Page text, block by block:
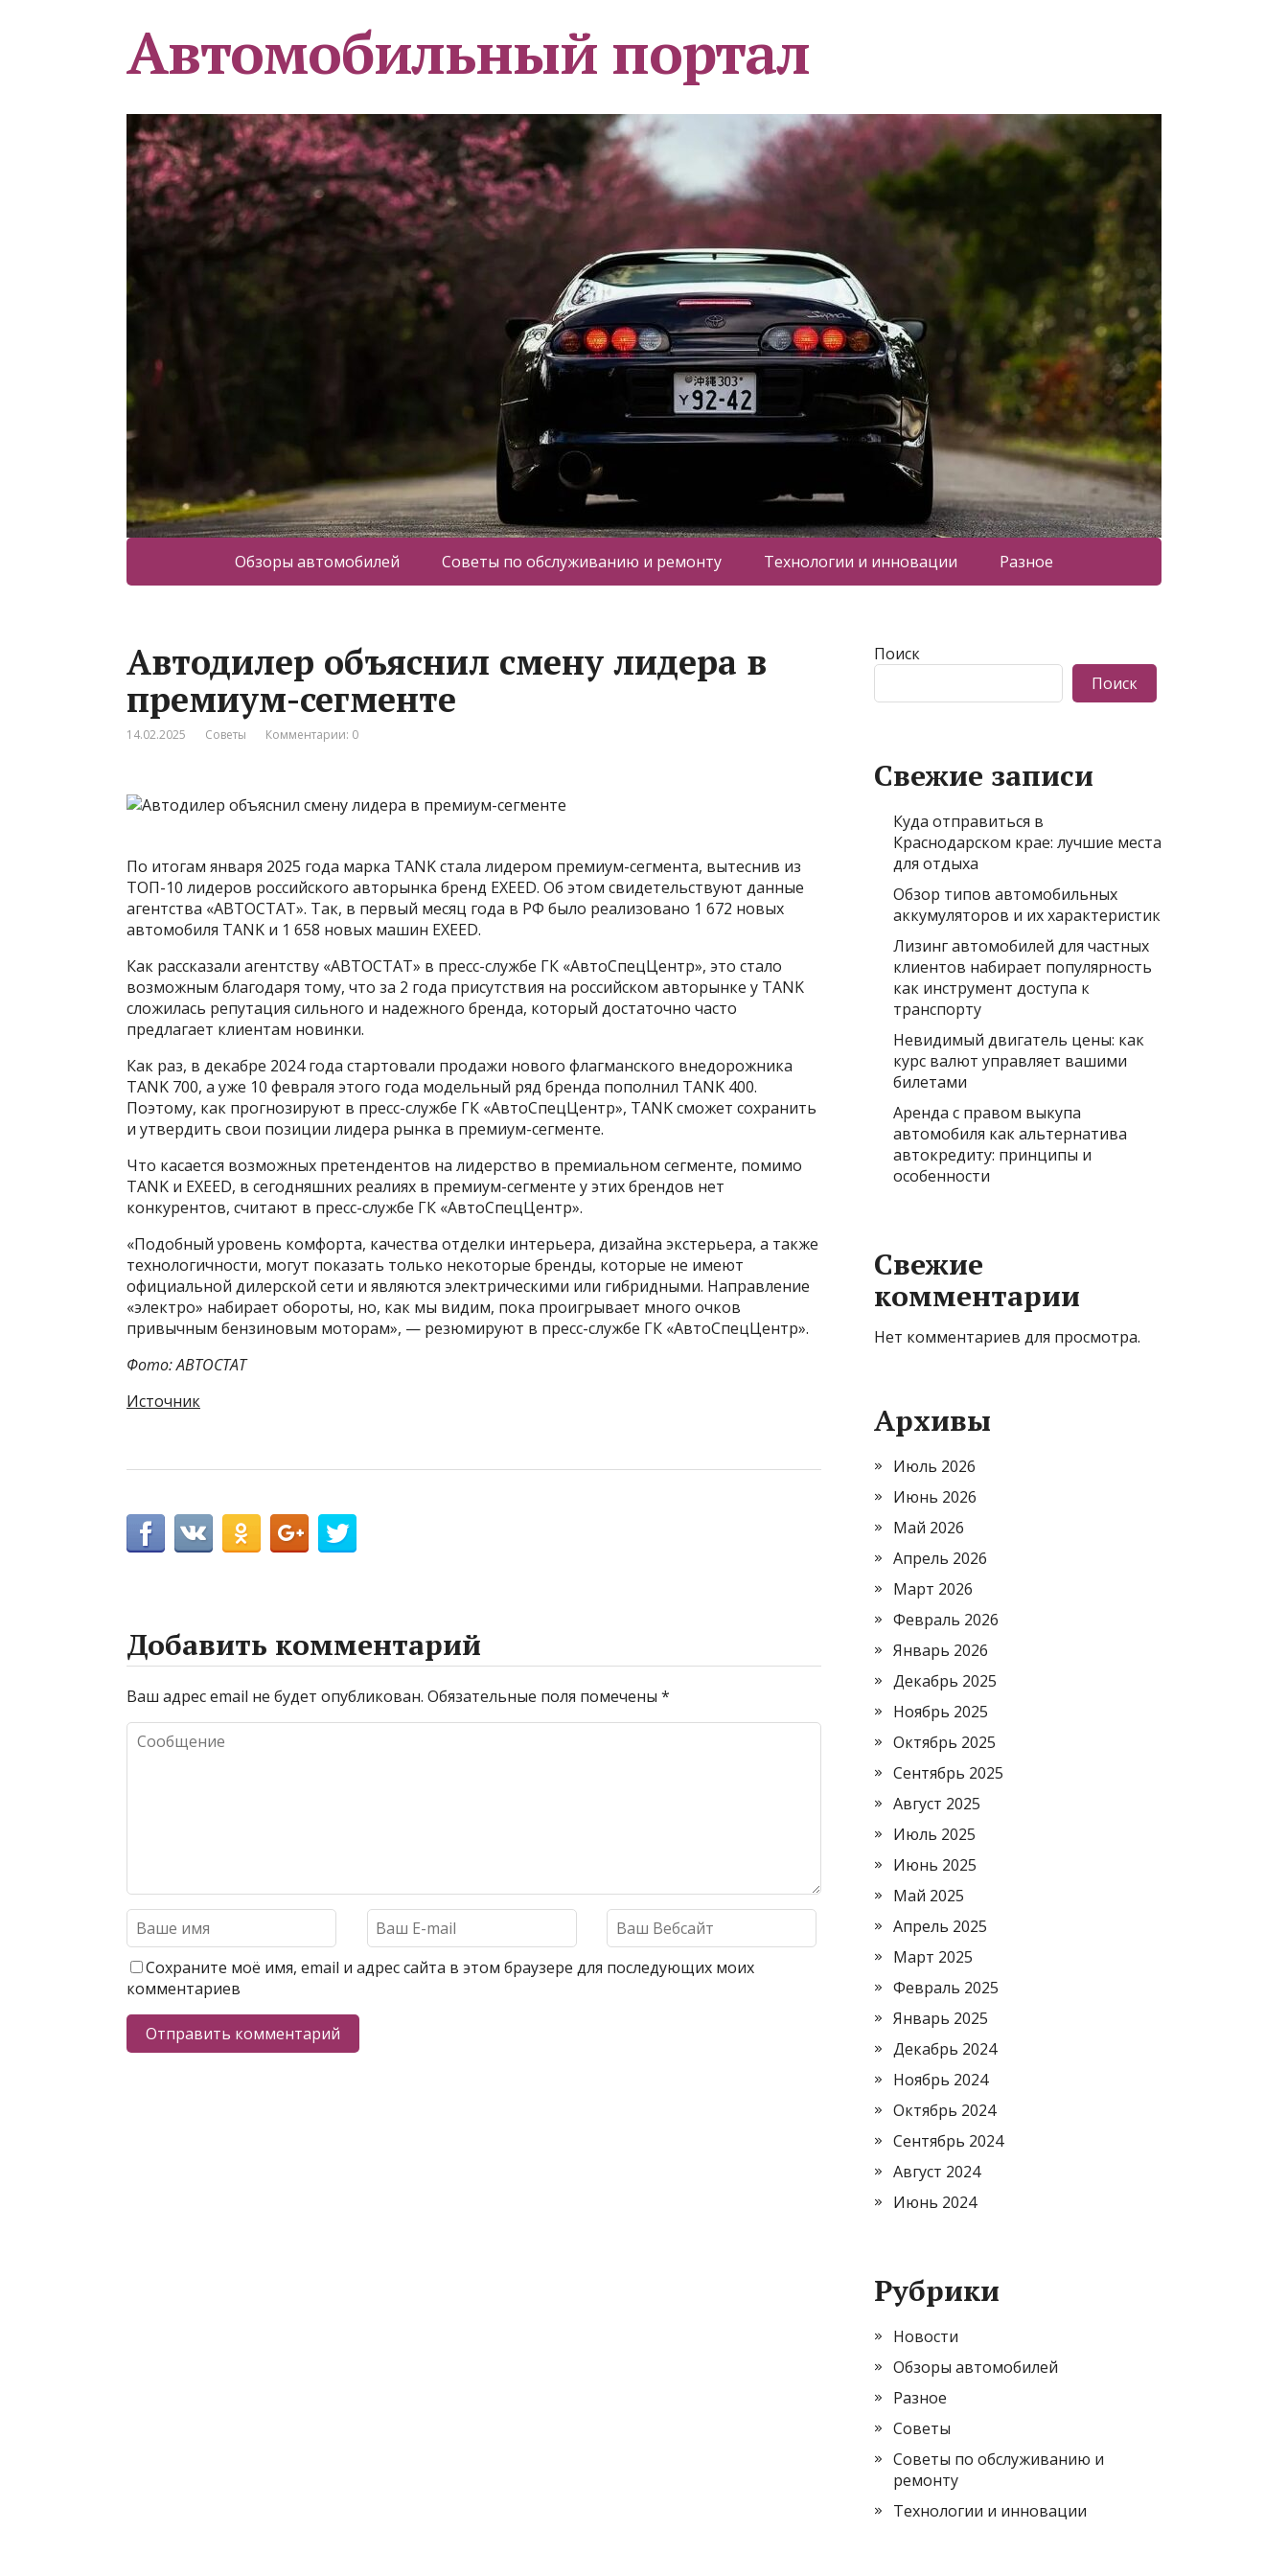
Автомобильный портал
Обзоры автомобилей Советы по обслуживанию и ремонту Технологии и инновации Разное
Автодилер объяснил смену лидера в
премиум-сегменте
14.02.2025 Советы Комментарии: 0
По итогам января 2025 года марка TANK стала лидером премиум-сегмента, вытеснив из
ТОП-10 лидеров российского авторынка бренд EXEED. Об этом свидетельствуют данные
агентства «АВТОСТАТ». Так, в первый месяц года в РФ было реализовано 1 672 новых
автомобиля TANK и 1 658 новых машин EXEED.
Как рассказали агентству «АВТОСТАТ» в пресс-службе ГК «АвтоСпецЦентр», это стало
возможным благодаря тому, что за 2 года присутствия на российском авторынке у TANK
сложилась репутация сильного и надежного бренда, который достаточно часто
предлагает клиентам новинки.
Как раз, в декабре 2024 года стартовали продажи нового флагманского внедорожника
TANK 700, а уже 10 февраля этого года модельный ряд бренда пополнил TANK 400.
Поэтому, как прогнозируют в пресс-службе ГК «АвтоСпецЦентр», TANK сможет сохранить
и утвердить свои позиции лидера рынка в премиум-сегменте.
Что касается возможных претендентов на лидерство в премиальном сегменте, помимо
ТANK и EXEED, в сегодняшних реалиях в премиум-сегменте у этих брендов нет
конкурентов, считают в пресс-службе ГК «АвтоСпецЦентр».
«Подобный уровень комфорта, качества отделки интерьера, дизайна экстерьера, а также
технологичности, могут показать только некоторые бренды, которые не имеют
официальной дилерской сети и являются электрическими или гибридными. Направление
«электро» набирает обороты, но, как мы видим, пока проигрывает много очков
привычным бензиновым моторам», — резюмируют в пресс-службе ГК «АвтоСпецЦентр».
Фото: АВТОСТАТ
Источник
Добавить комментарий
Ваш адрес email не будет опубликован. Обязательные поля помечены *
Сохраните моё имя, email и адрес сайта в этом браузере для последующих моих
комментариев
Поиск
Поиск
Свежие записи
Куда отправиться в
Краснодарском крае: лучшие места
для отдыха
Обзор типов автомобильных
аккумуляторов и их характеристик
Лизинг автомобилей для частных
клиентов набирает популярность
как инструмент доступа к
транспорту
Невидимый двигатель цены: как
курс валют управляет вашими
билетами
Аренда с правом выкупа
автомобиля как альтернатива
автокредиту: принципы и
особенности
Свежие
комментарии
Нет комментариев для просмотра.
Архивы
Июль 2026
Июнь 2026
Май 2026
Апрель 2026
Март 2026
Февраль 2026
Январь 2026
Декабрь 2025
Ноябрь 2025
Октябрь 2025
Сентябрь 2025
Август 2025
Июль 2025
Июнь 2025
Май 2025
Апрель 2025
Март 2025
Февраль 2025
Январь 2025
Декабрь 2024
Ноябрь 2024
Октябрь 2024
Сентябрь 2024
Август 2024
Июнь 2024
Рубрики
Новости
Обзоры автомобилей
Разное
Советы
Советы по обслуживанию и
ремонту
Технологии и инновации